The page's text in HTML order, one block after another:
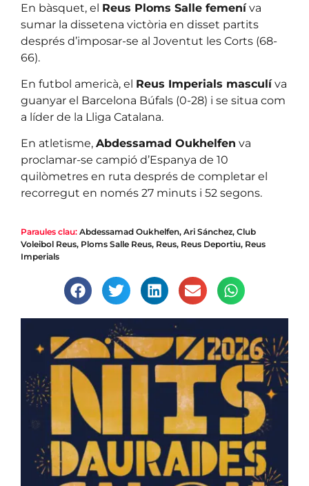
En bàsquet, el Reus Ploms Salle femeníva
sumar la dissetena victòria en disset partits
després d’imposar-se al Joventut les Corts (68-
66).
En futbol americà, el Reus Imperials masculíva
guanyar el Barcelona Búfals (0-28) i se situa com
a líder de la Lliga Catalana.
En atletisme, Abdessamad Oukhelfen va
proclamar-se campió d’Espanya de 10
quilòmetres en ruta després de completar el
recorregut en només 27 minuts i 52 segons.
Paraules clau: Abdessamad Oukhelfen, Ari Sánchez, Club
Voleibol Reus, Ploms Salle Reus, Reus, Reus Deportiu, Reus
Imperials